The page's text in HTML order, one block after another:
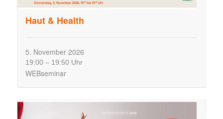
Haut & Health
5. November 2026
19:00 – 19:50 Uhr
WEBseminar